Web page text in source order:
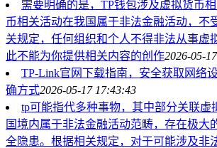
需要明确的是，TP钱包涉及虚拟货币
币相关活动在我国属于非法金融活动，不
关规定，任何组织和个人不得非法从事虚
此不能为你提供相关内容的创作2026-05-
TP-Link官网下载指南，安全获取网络
确方式2026-05-17 17:43:43
tp可能指代多种事物，其中部分关联虚
国境内属于非法金融活动范畴，存在极大
全隐患。根据相关规定，对于可能涉及非